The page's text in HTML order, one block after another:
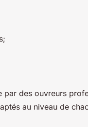
des ouvreurs
au niveau de